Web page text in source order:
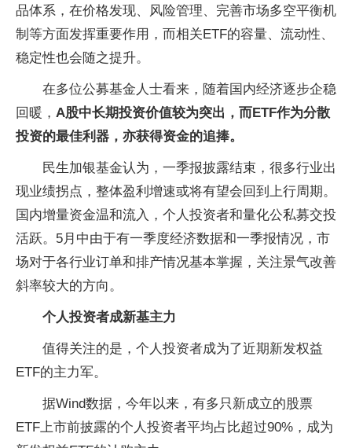
品体系，在价格发现、风险管理、完善市场多空平衡机
制等方面发挥重要作用，而相关ETF的容量、流动性、
稳定性也会随之提升。
在多位公募基金人士看来，随着国内经济逐步企稳
回暖， A股中长期投资价值较为突出，而ETF作为分散
投资的最佳利器，亦获得资金的追捧。
民生加银基金认为，一季报披露结束，很多行业出
现业绩拐点，整体盈利增速或将有望会回到上行周期。
国内增量资金温和流入，个人投资者和量化公私募交投
活跃。5月中由于有一季度经济数据和一季报情况，市
场对于各行业订单和排产情况基本掌握，关注景气改善
斜率较大的方向。
个人投资者成新基主力
值得关注的是，个人投资者成为了近期新发权益
ETF的主力军。
据Wind数据，今年以来，有多只新成立的股票
ETF上市前披露的个人投资者平均占比超过90%，成为